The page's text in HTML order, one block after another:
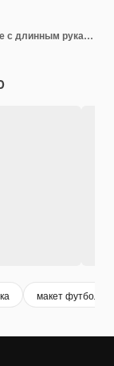
Мужские модели носят простые красные с длинным рукавом футболки шаблон макета
макет футболки